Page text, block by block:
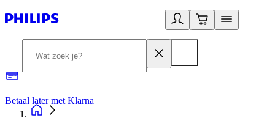
Betaal later met Klarna